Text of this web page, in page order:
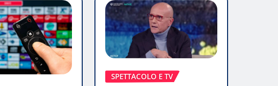
SPETTACOLO E TV